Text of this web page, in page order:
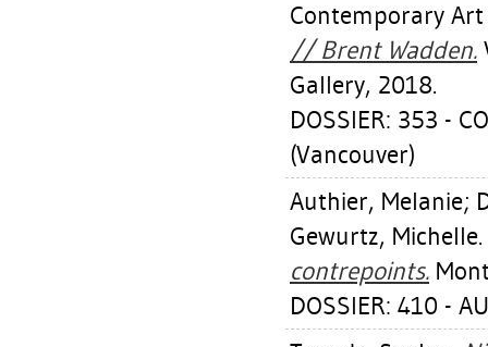
Contemporary
// Brent Wadden.
Gallery, 2018.
DOSSIER: 353 -
(Vancouver)
Authier, Melanie;
Gewurtz, Michelle.
contrepoints.
DOSSIER: 410 -